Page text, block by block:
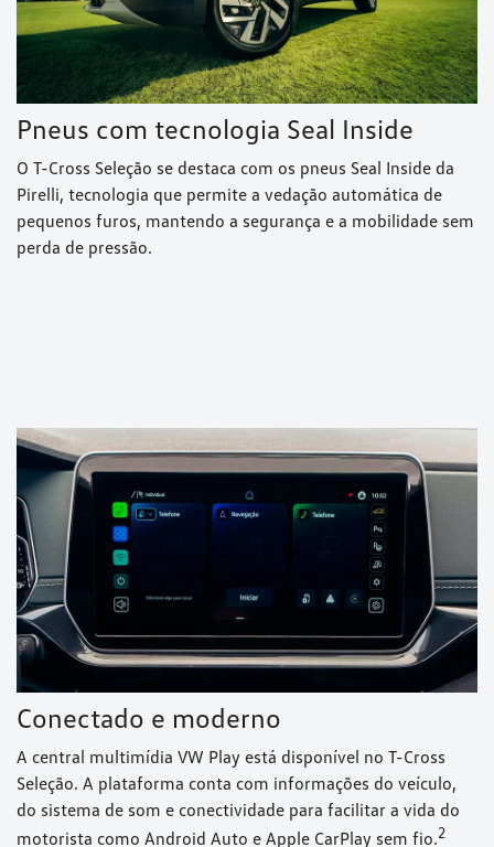
Pneus com tecnologia Seal Inside
O T-Cross Seleção se destaca com os pneus Seal Inside da
Pirelli, tecnologia que permite a vedação automática de
pequenos furos, mantendo a segurança e a mobilidade sem
perda de pressão.
Conectado e moderno
A central multimídia VW Play está disponível no T-Cross
Seleção. A plataforma conta com informações do veículo,
do sistema de som e conectividade para facilitar a vida do
motorista como Android Auto e Apple CarPlay sem fio.⁠2